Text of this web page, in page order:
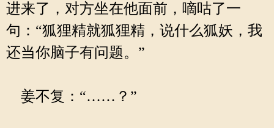
进来了，对方坐在他面前，嘀咕了一
句：“狐狸精就狐狸精，说什么狐妖，我
还当你脑子有问题。”
姜不复：“……？”